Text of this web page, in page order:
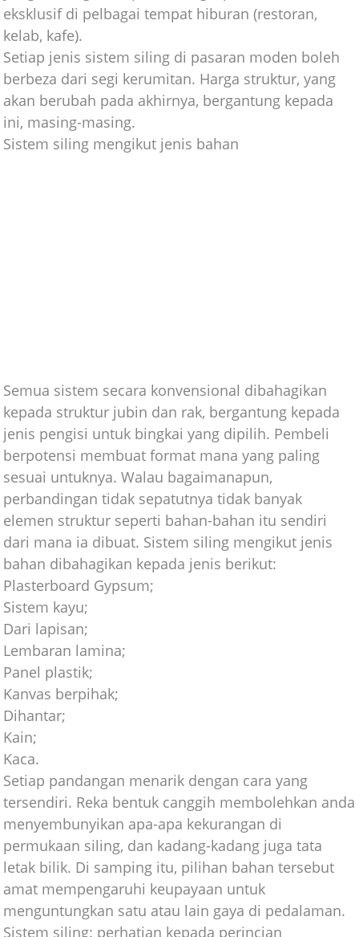
eksklusif di pelbagai tempat hiburan (restoran,
kelab, kafe).
Setiap jenis sistem siling di pasaran moden boleh
berbeza dari segi kerumitan. Harga struktur, yang
akan berubah pada akhirnya, bergantung kepada
ini, masing-masing.
Sistem siling mengikut jenis bahan
Semua sistem secara konvensional dibahagikan
kepada struktur jubin dan rak, bergantung kepada
jenis pengisi untuk bingkai yang dipilih. Pembeli
berpotensi membuat format mana yang paling
sesuai untuknya. Walau bagaimanapun,
perbandingan tidak sepatutnya tidak banyak
elemen struktur seperti bahan-bahan itu sendiri
dari mana ia dibuat. Sistem siling mengikut jenis
bahan dibahagikan kepada jenis berikut:
Plasterboard Gypsum;
Sistem kayu;
Dari lapisan;
Lembaran lamina;
Panel plastik;
Kanvas berpihak;
Dihantar;
Kain;
Kaca.
Setiap pandangan menarik dengan cara yang
tersendiri. Reka bentuk canggih membolehkan anda
menyembunyikan apa-apa kekurangan di
permukaan siling, dan kadang-kadang juga tata
letak bilik. Di samping itu, pilihan bahan tersebut
amat mempengaruhi keupayaan untuk
menguntungkan satu atau lain gaya di pedalaman.
Sistem siling: perhatian kepada perincian